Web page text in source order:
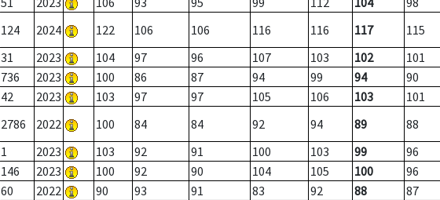
124 2024 122 106 106 116 116 117
115
31 2023 104 97 96 107 103 102
101
736 2023 100 86 87 94 99 94
90
42 2023 103 97 97 105 106 103
101
2786 2022 100 84 84 92 94 89
88
1 2023 103 92 91 100 103 99
96
146 2023 100 92 90 104 105 100
96
60 2022 90 93 91 83 92 88 87